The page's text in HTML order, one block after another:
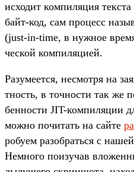
исхо­дит ком­пиляция
байт‑код, сам про­цесс
(just-in-time, в нуж­ное
чес­кой ком­пиляци­ей.
Ра­зуме­ется, нес­мотря на
тность, в точ­ности так же
бен­ности JIT-ком­пиляции
мож­но почитать на сай­те
робу­ем разоб­рать­ся с
Нем­ного поизу­чав